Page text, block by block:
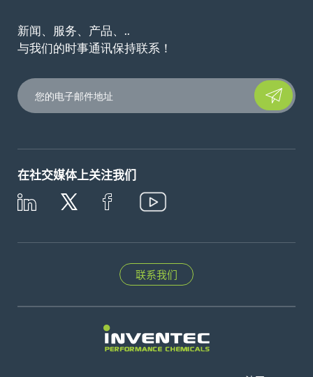
新闻、服务、产品、..
与我们的时事通讯保持联系！
Please
在社交媒体上关注我们
联系我们